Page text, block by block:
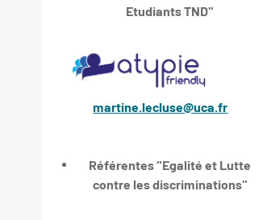
Etudiants TND"
martine.lecluse@uca.fr
Référentes "Egalité et Lutte
contre les discriminations"